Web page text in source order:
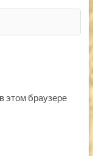
этом браузере